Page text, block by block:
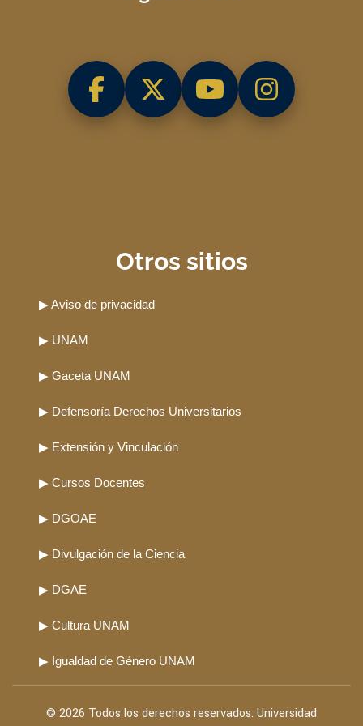
Otros sitios
▶ Aviso de privacidad
▶ UNAM
▶ Gaceta UNAM
▶ Defensoría Derechos Universitarios
▶ Extensión y Vinculación
▶ Cursos Docentes
▶ DGOAE
▶ Divulgación de la Ciencia
▶ DGAE
▶ Cultura UNAM
▶ Igualdad de Género UNAM
© 2026 Todos los derechos reservados. Universidad